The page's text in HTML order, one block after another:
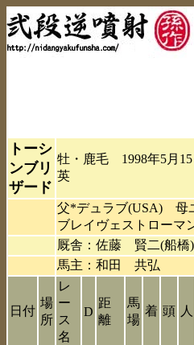
トーシ
ンブリ
ザード
牡・鹿毛 1998年5月
英
父*デュラブ(USA) 母
ブレイヴェストローマ
厩舎：佐藤 賢二(船橋)
馬主：和田 共弘
日付
場
所
レ
ー
ス
名
D
距
離
馬
場
着 頭 人